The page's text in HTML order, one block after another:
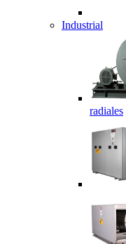
Industrial
radiales